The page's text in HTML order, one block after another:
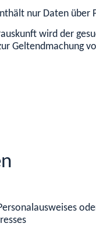
nur Daten
wird der
Geltendmachung